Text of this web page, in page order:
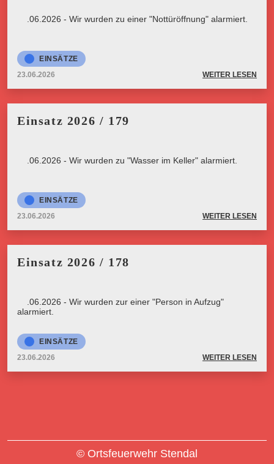
23.06.2026 - Wir wurden zu einer "Nottüröffnung" alarmiert.
EINSÄTZE
23.06.2026
WEITER LESEN
Einsatz 2026 / 179
23.06.2026 - Wir wurden zu "Wasser im Keller" alarmiert.
EINSÄTZE
23.06.2026
WEITER LESEN
Einsatz 2026 / 178
23.06.2026 - Wir wurden zur einer "Person in Aufzug"
alarmiert.
EINSÄTZE
23.06.2026
WEITER LESEN
© Ortsfeuerwehr Stendal